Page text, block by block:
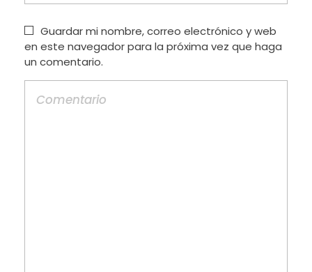
Guardar mi nombre, correo electrónico y web
en este navegador para la próxima vez que haga
un comentario.